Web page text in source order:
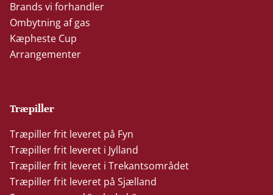
Brands vi forhandler
Ombytning af gas
Kæpheste Cup
Arrangementer
Træpiller
Træpiller frit leveret på Fyn
Træpiller frit leveret i Jylland
Træpiller frit leveret i Trekantsområdet
Træpiller frit leveret på Sjælland